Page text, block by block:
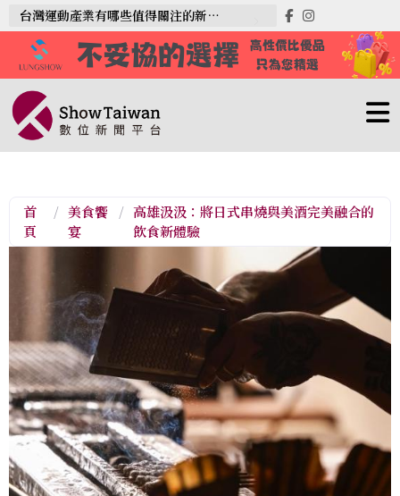
台灣運動產業有哪些值得關注的新趨勢？
首
頁
/ 美食饗
宴
/ 高雄汲汲：將日式串燒與美酒完美融合的
飲食新體驗